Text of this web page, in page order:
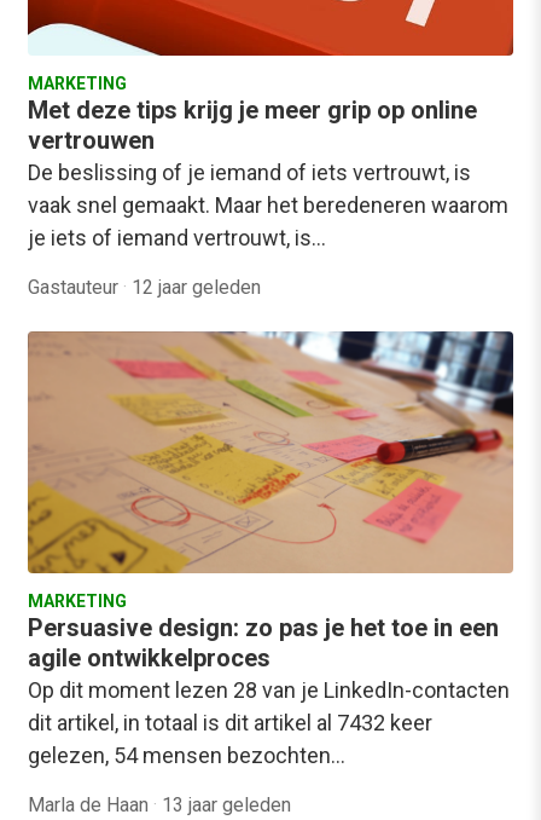
MARKETING
Met deze tips krijg je meer grip op online
vertrouwen
De beslissing of je iemand of iets vertrouwt, is
vaak snel gemaakt. Maar het beredeneren waarom
je iets of iemand vertrouwt, is…
Gastauteur · 12 jaar geleden
MARKETING
Persuasive design: zo pas je het toe in een
agile ontwikkelproces
Op dit moment lezen 28 van je LinkedIn-contacten
dit artikel, in totaal is dit artikel al 7432 keer
gelezen, 54 mensen bezochten…
Marla de Haan · 13 jaar geleden